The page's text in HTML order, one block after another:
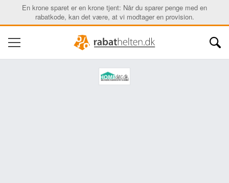
En krone sparet er en krone tjent: Når du sparer penge med en
rabatkode, kan det være, at vi modtager en provision.